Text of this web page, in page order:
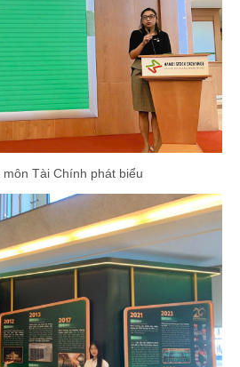
Tài Chính phát biểu